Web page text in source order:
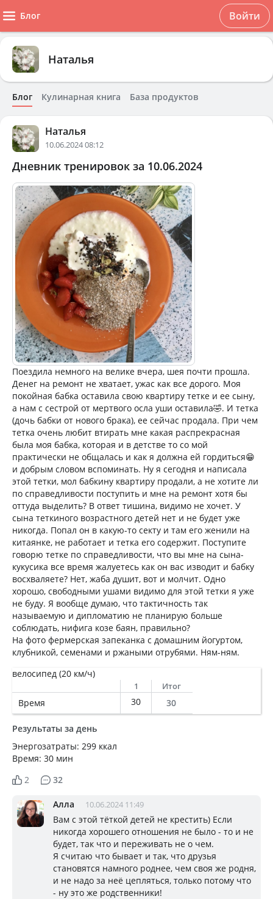
Блог Войти
Наталья
Блог Кулинарная книга База продуктов
Наталья
10.06.2024 08:12
Дневник тренировок за 10.06.2024
Поездила немного на велике вчера, шея почти прошла.
Денег на ремонт не хватает, ужас как все дорого. Моя
покойная бабка оставила свою квартиру тетке и ее сыну,
а нам с сестрой от мертвого осла уши оставила🤣. И тетка
(дочь бабки от нового брака), ее сейчас продала. При чем
тетка очень любит втирать мне какая распрекрасная
была моя бабка, которая и в детстве то со мой
практически не общалась и как я должна ей гордиться😁
и добрым словом вспоминать. Ну я сегодня и написала
этой тетки, мол бабкину квартиру продали, а не хотите ли
по справедливости поступить и мне на ремонт хотя бы
оттуда выделить? В ответ тишина, видимо не хочет. У
сына теткиного возрастного детей нет и не будет уже
никогда. Попал он в какую-то секту и там его женили на
китаянке, не работает и тетка его содержит. Поступите
говорю тетке по справедливости, что вы мне на сына-
кукусика все время жалуетесь как он вас изводит и бабку
восхваляете? Нет, жаба душит, вот и молчит. Одно
хорошо, свободными ушами видимо для этой тетки я уже
не буду. Я вообще думаю, что тактичность так
называемую и дипломатию не планирую больше
соблюдать, нифига козе баян, правильно?
На фото фермерская запеканка с домашним йогуртом,
клубникой, семенами и ржаными отрубями. Ням-ням.
велосипед (20 км/ч)
1 Итог
Время 30 30
Результаты за день
Энергозатраты: 299 ккал
Время: 30 мин
2
32
Алла 10.06.2024 11:49
Вам с этой тёткой детей не крестить) Если
никогда хорошего отношения не было - то и не
будет, так что и переживать не о чем.
Я считаю что бывает и так, что друзья
становятся намного роднее, чем своя же родня,
и не надо за неё цепляться, только потому что
- ну это же родственники!